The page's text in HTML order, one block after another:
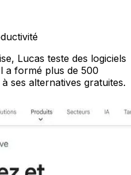
Lucas teste des logiciels
a formé plus de 500
ses alternatives gratuites.